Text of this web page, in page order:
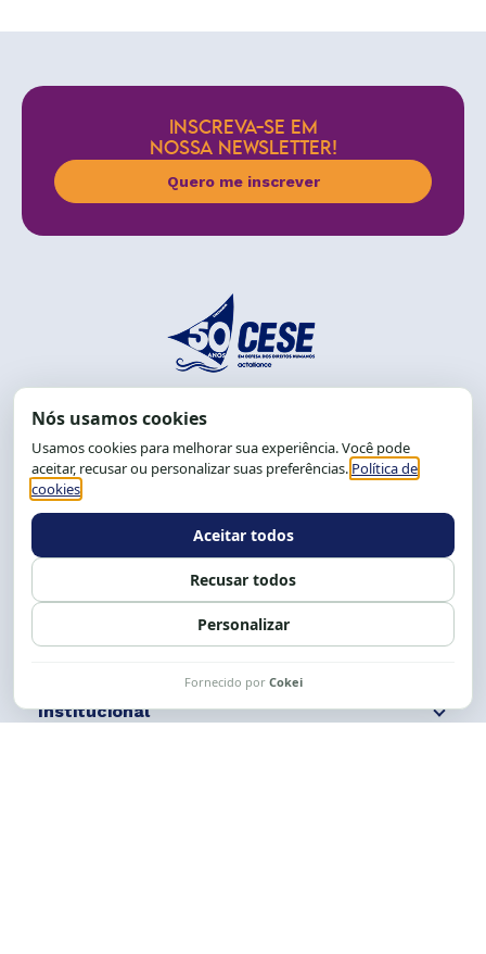
INSCREVA-SE EM
NOSSA NEWSLETTER!
Quero me inscrever
End.: R. da Graça, 150. Graça
CEP: 40.150-055
Salvador-BA, Brasil.
Tel.: (71) 2104-5457, Cel.: (71) 9 9239-2104 ou 2105
Expediente: 8h às 12h e 13 às 17h.
Siga nossas redes Fale conosco
Institucional